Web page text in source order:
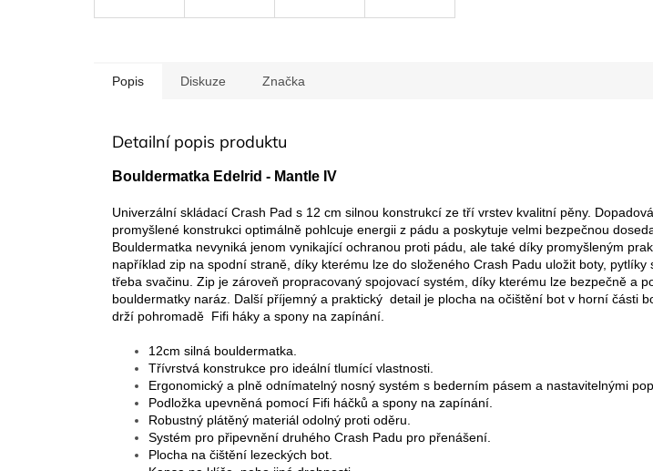
Popis Diskuze Značka
Detailní popis produktu
Bouldermatka Edelrid - Mantle IV
Univerzální skládací Crash Pad s 12 cm silnou konstrukcí ze tří vrstev kvalitní pěny.
promyšlené konstrukci optimálně pohlcuje energii z pádu a poskytuje velmi bezpečnou
Bouldermatka nevyniká jenom vynikající ochranou proti pádu, ale také díky promyšleným
například zip na spodní straně, díky kterému lze do složeného Crash Padu uložit boty, pytlíky
třeba svačinu. Zip je zároveň propracovaný spojovací systém, díky kterému lze bezpečně a
bouldermatky naráz. Další příjemný a praktický detail je plocha na očištění bot v horní části
drží pohromadě Fifi háky a spony na zapínání.
12cm silná bouldermatka.
Třívrstvá konstrukce pro ideální tlumící vlastnosti.
Ergonomický a plně odnímatelný nosný systém s bederním pásem a nastavitelnými
Podložka upevněná pomocí Fifi háčků a spony na zapínání.
Robustný plátěný materiál odolný proti oděru.
Systém pro připevnění druhého Crash Padu pro přenášení.
Plocha na čištění lezeckých bot.